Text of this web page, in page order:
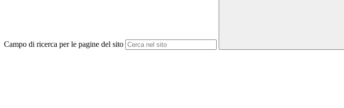
Campo di ricerca per le pagine del sito